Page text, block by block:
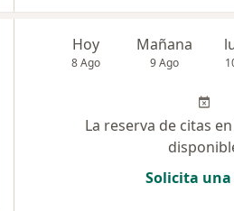
Hoy
8 Ago
Mañana
9 Ago
La reserva de citas
Solicita